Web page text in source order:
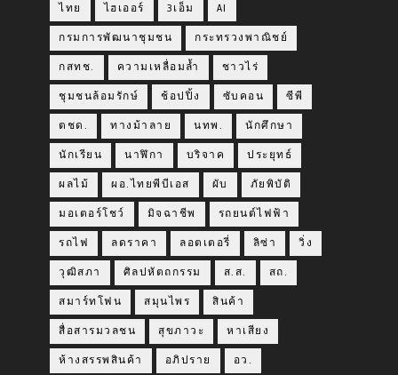
ไทย ไฮเออร์ 3เอ็ม AI
กรมการพัฒนาชุมชน กระทรวงพาณิชย์
กสทช. ความเหลื่อมล้ำ ชาวไร่
ชุมชนล้อมรักษ์ ช้อปปิ้ง ซับคอน ซีพี
ตชด. ทางม้าลาย นทพ. นักศึกษา
นักเรียน นาฬิกา บริจาค ประยุทธ์
ผลไม้ ผอ.ไทยพีบีเอส ผับ ภัยพิบัติ
มอเตอร์โชว์ มิจฉาชีพ รถยนต์ไฟฟ้า
รถไฟ ลดราคา ลอตเตอรี่ ลิซ่า วิ่ง
วุฒิสภา ศิลปหัตถกรรม ส.ส. สถ.
สมาร์ทโฟน สมุนไพร สินค้า
สื่อสารมวลชน สุขภาวะ หาเสียง
ห้างสรรพสินค้า อภิปราย อว.